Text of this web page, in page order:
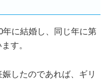
に結婚し、同じ年に第
す。
したのであれば、ギリ